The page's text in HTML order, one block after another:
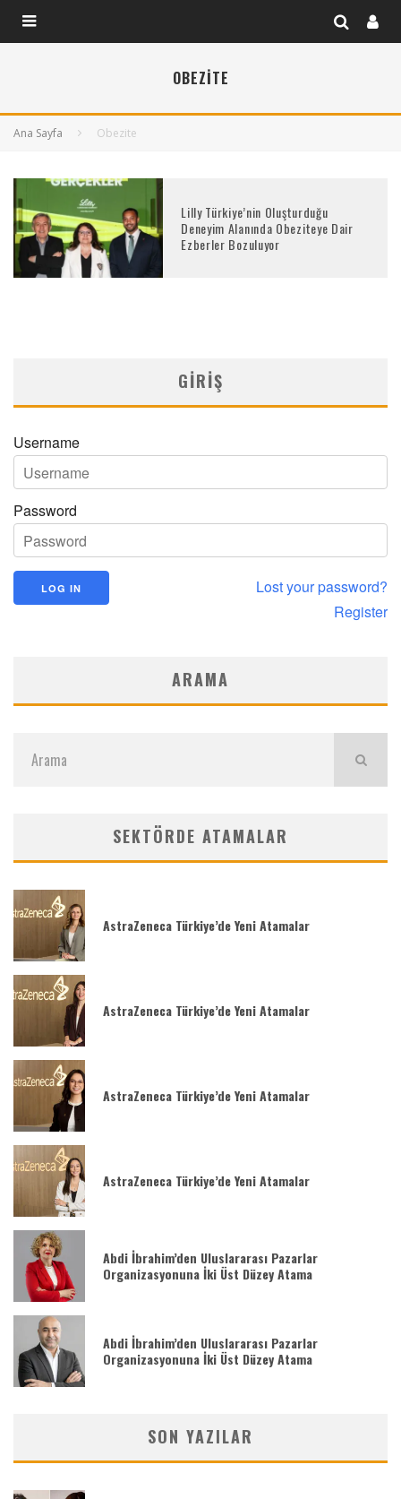
OBEZITE
Ana Sayfa Obezite
Lilly Türkiye’nin Oluşturduğu
Deneyim Alanında Obeziteye Dair
Ezberler Bozuluyor
GIRIŞ
Username
Password
Lost your password?
Register
ARAMA
SEKTÖRDE ATAMALAR
AstraZeneca Türkiye’de Yeni Atamalar
AstraZeneca Türkiye’de Yeni Atamalar
AstraZeneca Türkiye’de Yeni Atamalar
AstraZeneca Türkiye’de Yeni Atamalar
Abdi İbrahim’den Uluslararası Pazarlar
Organizasyonuna İki Üst Düzey Atama
Abdi İbrahim’den Uluslararası Pazarlar
Organizasyonuna İki Üst Düzey Atama
SON YAZILAR